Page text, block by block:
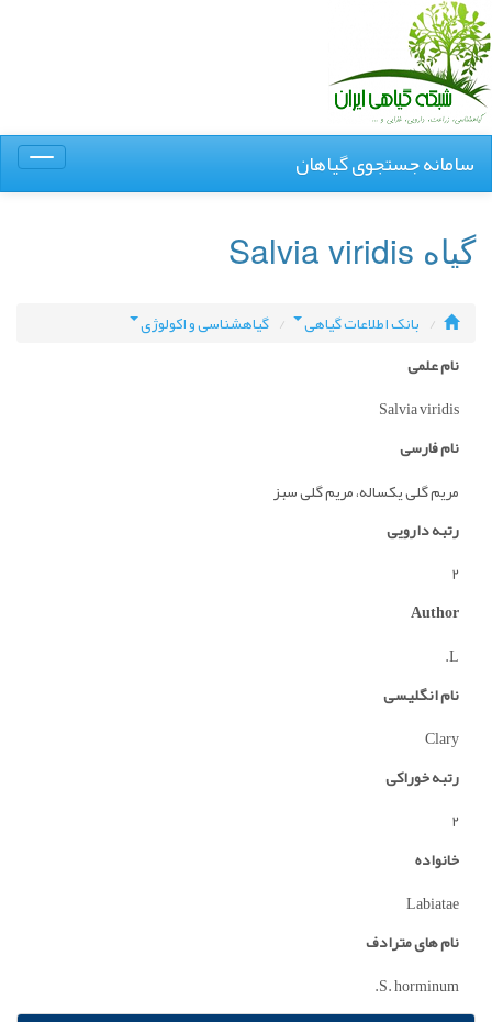
سامانه جستجوی گیاهان Toggle
گیاه Salvia viridis
بانک اطلاعات گیاهی
گیاهشناسی و اکولوژی
نام علمی
Salvia viridis
نام فارسی
مریم گلی یکساله، مریم گلی سبز
رتبه دارویی
2
Author
L.
نام انگلیسی
Clary
رتبه خوراکی
2
خانواده
Labiatae
نام های مترادف
S. horminum.